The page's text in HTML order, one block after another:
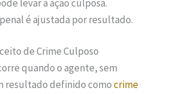
levar a ação culposa.
é ajustada por resultado.
de Crime Culposo
quando o agente, sem
resultado definido comocrime